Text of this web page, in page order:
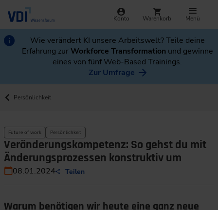
Konto Warenkorb Menü
Wie verändert KI unsere Arbeitswelt? Teile deine
Erfahrung zurWorkforce Transformation und gewinne
eines von fünf Web-Based Trainings.
Zur Umfrage
Persönlichkeit
Future of work Persönlichkeit
Veränderungskompetenz: So gehst du mit
Änderungsprozessen konstruktiv um
08.01.2024 Teilen
Warum benötigen wir heute eine ganz neue